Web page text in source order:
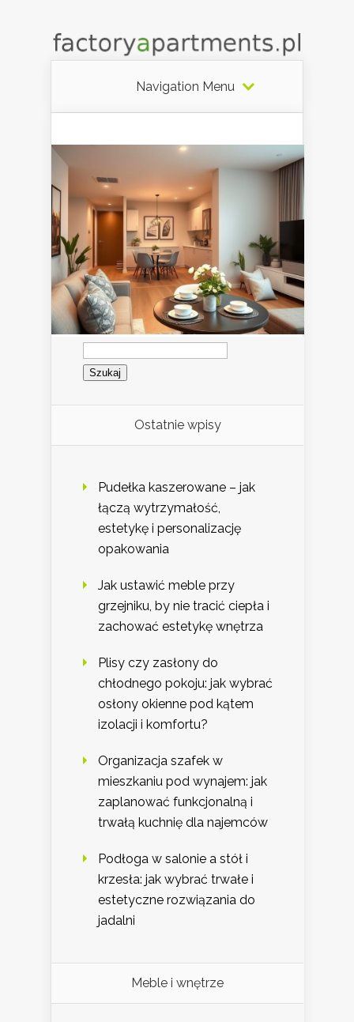
Navigation Menu
Szukaj:
Ostatnie wpisy
Pudełka kaszerowane – jak
łączą wytrzymałość,
estetykę i personalizację
opakowania
Jak ustawić meble przy
grzejniku, by nie tracić ciepła i
zachować estetykę wnętrza
Plisy czy zasłony do
chłodnego pokoju: jak wybrać
osłony okienne pod kątem
izolacji i komfortu?
Organizacja szafek w
mieszkaniu pod wynajem: jak
zaplanować funkcjonalną i
trwałą kuchnię dla najemców
Podłoga w salonie a stół i
krzesła: jak wybrać trwałe i
estetyczne rozwiązania do
jadalni
Meble i wnętrze